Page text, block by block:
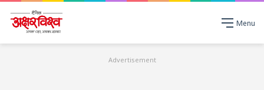
Menu
Advertisement